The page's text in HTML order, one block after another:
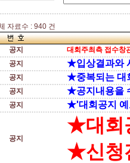
자료수 : 940 건
공지
대회주최측 접수창
공지
★입상결과와
공지 ★중복되는 대
공지 ★공지내용을
공지 ★'대회공지 예
공지
★대회
★신청